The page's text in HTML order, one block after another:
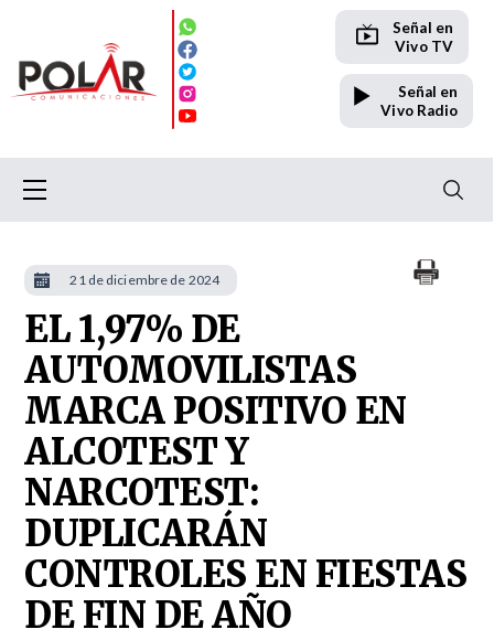
Señal en
Vivo TV
Señal en
Vivo Radio
EL 1,97% DE
AUTOMOVILISTAS
MARCA POSITIVO EN
ALCOTEST Y
NARCOTEST:
DUPLICARÁN
CONTROLES EN FIESTAS
DE FIN DE AÑO
21 de diciembre de 2024